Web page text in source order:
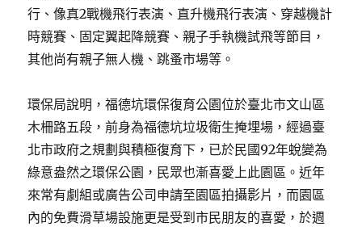
行、像真2戰機飛行表演、直升機飛行表演、穿越機計
時競賽、固定翼起降競賽、親子手執機試飛等節目，
其他尚有親子無人機、跳蚤市場等。
環保局說明，福德坑環保復育公園位於臺北市文山區
木柵路五段，前身為福德坑垃圾衛生掩埋場，經過臺
北市政府之規劃與積極復育下，已於民國92年蛻變為
綠意盎然之環保公園，民眾也漸喜愛上此園區。近年
來常有劇組或廣告公司申請至園區拍攝影片，而園區
內的免費滑草場設施更是受到市民朋友的喜愛，於週